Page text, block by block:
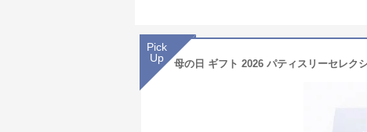
Pick
Up